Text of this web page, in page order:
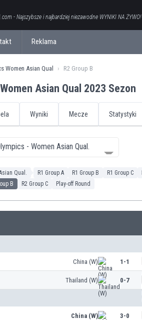
- Najszybsze i najbardziej niezawodne WYNIKI NA ŻYWO!
Reklama
Women Asian Qual R2 Group B
Asian Qual 2023 Sezon
Wyniki Mecze Statystyki
- Women Asian Qual.
Qual. R1 Group A R1 Group B R1 Group C
B R2 Group C Play-off Round
China (W) 1-1
Thailand (W) 0-7
China (W) 3-0